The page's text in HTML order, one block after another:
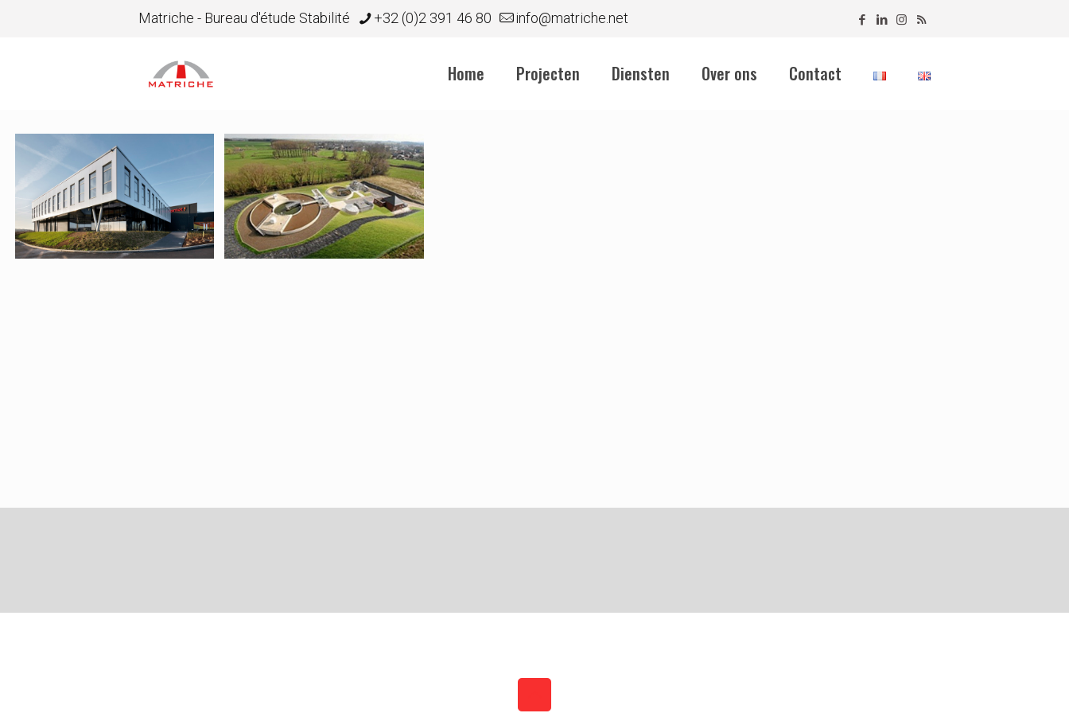
Matriche - Bureau d'étude Stabilité +32 (0)2 391 46 80 info@matriche.net
Home Projecten Diensten Over ons Contact
11311 – Arpal
10036 –
Waterzuiveringsinstallatie